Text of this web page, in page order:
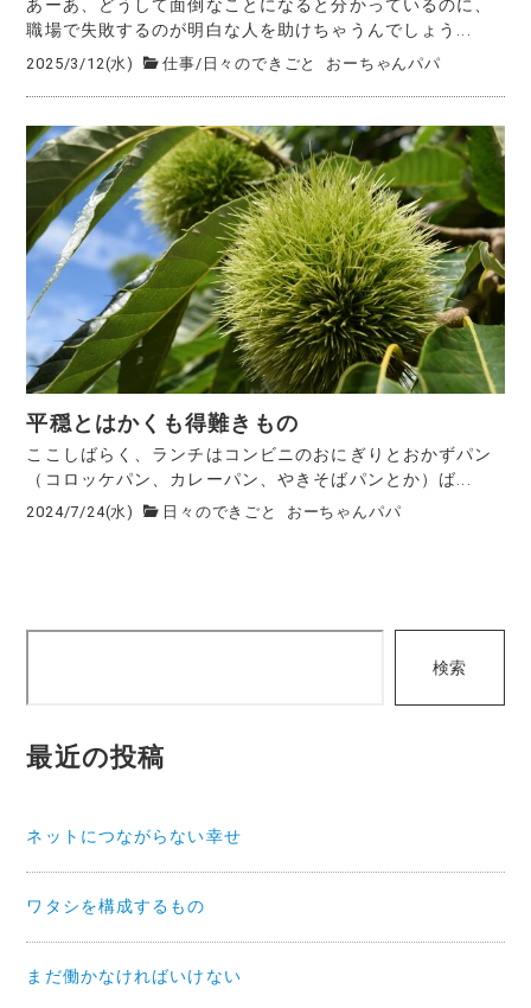
あーあ、どうして面倒なことになると分かっているのに、
職場で失敗するのが明白な人を助けちゃうんでしょう...
2025/3/12(水) 仕事/ 日々のできごと おーちゃんパパ
平穏とはかくも得難きもの
ここしばらく、ランチはコンビニのおにぎりとおかずパン
（コロッケパン、カレーパン、やきそばパンとか）ば...
2024/7/24(水) 日々のできごと おーちゃんパパ
検索
最近の投稿
ネットにつながらない幸せ
ワタシを構成するもの
まだ働かなければいけない